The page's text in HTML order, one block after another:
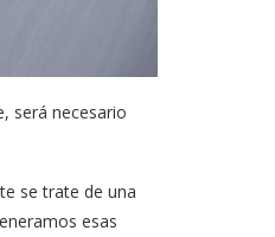
será necesario
se trate de una
esas